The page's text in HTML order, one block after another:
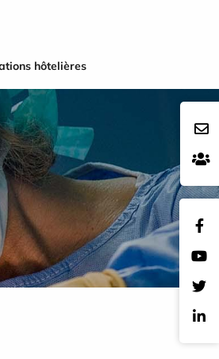
hôtelières